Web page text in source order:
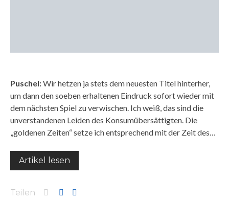
Puschel:Wir hetzen ja stets dem neuesten Titel hinterher,
um dann den soeben erhaltenen Eindruck sofort wieder mit
dem nächsten Spiel zu verwischen. Ich weiß, das sind die
unverstandenen Leiden des Konsumübersättigten. Die
„goldenen Zeiten“ setze ich entsprechend mit der Zeit des…
Artikel lesen
Teilen